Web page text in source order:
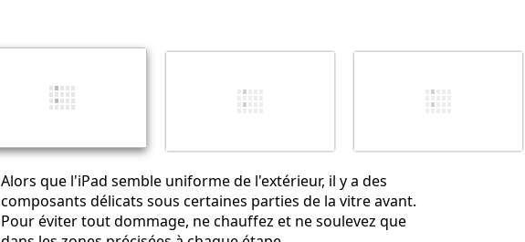
Publier un commentaire
Alors que l'iPad semble uniforme de l'extérieur, il y a des
composants délicats sous certaines parties de la vitre avant.
Pour éviter tout dommage, ne chauffez et ne soulevez que